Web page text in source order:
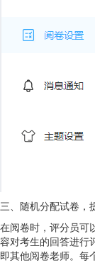
三、随机分配试卷，
在阅卷时，评分员可
容对考生的回答进行
即其他阅卷老师。每